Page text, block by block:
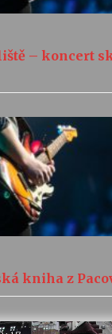
– koncert
kniha z